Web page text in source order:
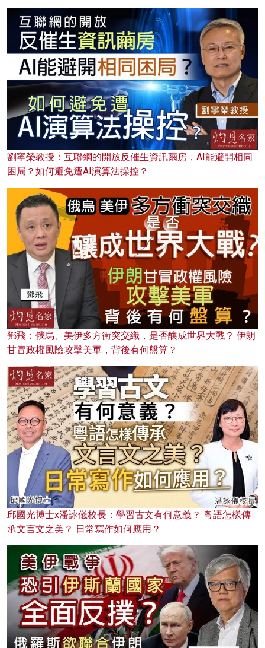
劉寧榮教授：互聯網的開放反催生資訊繭房，AI能避開相同
困局？如何避免遭AI演算法操控？
鄧飛：俄烏、美伊多方衝突交織，是否釀成世界大戰？ 伊朗
甘冒政權風險攻擊美軍，背後有何盤算？
邱國光博士x潘詠儀校長：學習古文有何意義？ 粵語怎樣傳
承文言文之美？ 日常寫作如何應用？